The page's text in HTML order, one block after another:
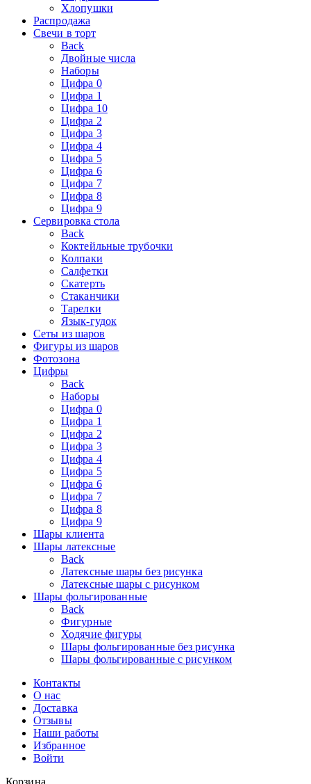
Хлопушки
Распродажа
Свечи в торт
Back
Двойные числа
Наборы
Цифра 0
Цифра 1
Цифра 10
Цифра 2
Цифра 3
Цифра 4
Цифра 5
Цифра 6
Цифра 7
Цифра 8
Цифра 9
Сервировка стола
Back
Коктейльные трубочки
Колпаки
Салфетки
Скатерть
Стаканчики
Тарелки
Язык-гудок
Сеты из шаров
Фигуры из шаров
Фотозона
Цифры
Back
Наборы
Цифра 0
Цифра 1
Цифра 2
Цифра 3
Цифра 4
Цифра 5
Цифра 6
Цифра 7
Цифра 8
Цифра 9
Шары клиента
Шары латексные
Back
Латексные шары без рисунка
Латексные шары с рисунком
Шары фольгированные
Back
Фигурные
Ходячие фигуры
Шары фольгированные без рисунка
Шары фольгированные с рисунком
Контакты
О нас
Доставка
Отзывы
Наши работы
Избранное
Войти
Корзина